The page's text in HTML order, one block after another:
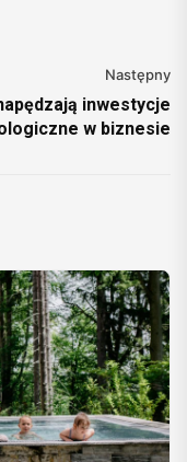
Następny
inwestycje
w biznesie